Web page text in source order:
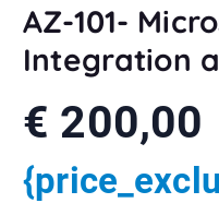
AZ-101-
Integration
€ 200,00